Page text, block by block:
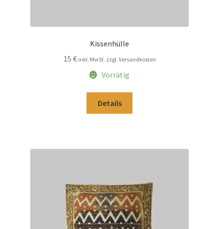
Kissenhülle
15 € inkl. MwSt. zzgl. Versandkosten
Vorrätig
Details